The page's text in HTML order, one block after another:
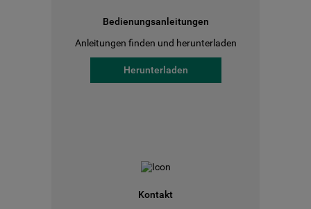
Bedienungsanleitungen
Anleitungen finden und herunterladen
Herunterladen
Kontakt